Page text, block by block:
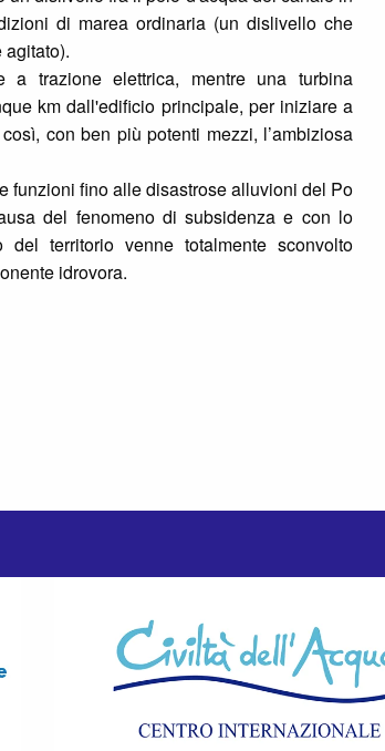
di marea ordinaria (un dislivello che
a trazione elettrica, mentre una turbina
km dall'edificio principale, per iniziare a
con ben più potenti mezzi, l’ambiziosa
funzioni fino alle disastrose alluvioni del Po
del fenomeno di subsidenza e con lo
territorio venne totalmente sconvolto
idrovora.